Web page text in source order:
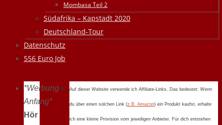
Mombasa Teil 2
Südafrika – Kapstadt 2020
Deutschland-Tour
Datenschutz
556 Euro Job
*Werbung
Anfang*
Hör
Auf dieser Website verwende ich Affiliate-Links. Das bedeutet: Wenn
du über einen solchen Link (z.B. Amazon) ein Produkt kaufst, erhalte
ich eine kleine Provision vom jeweiligen Anbieter. Für dich entstehen